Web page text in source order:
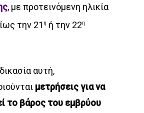
, με προτεινόμενη ηλικία
την 21 η ή την 22η
αυτή,
μετρήσεις για να
το βάρος του εμβρύου